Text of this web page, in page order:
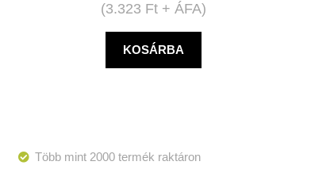
(3.323 Ft+ ÁFA)
KOSÁRBA
Több mint 2000 termék raktáron